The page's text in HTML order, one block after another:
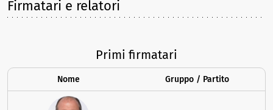
Firmatari e relatori
Primi firmatari
Nome Gruppo / Partito